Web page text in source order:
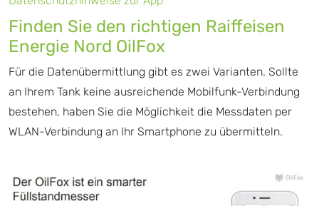
Finden Sie den richtigen Raiffeisen
Energie Nord OilFox
Für die Datenübermittlung gibt es zwei Varianten. Sollte
an Ihrem Tank keine ausreichende Mobilfunk-Verbindung
bestehen, haben Sie die Möglichkeit die Messdaten per
WLAN-Verbindung an Ihr Smartphone zu übermitteln.